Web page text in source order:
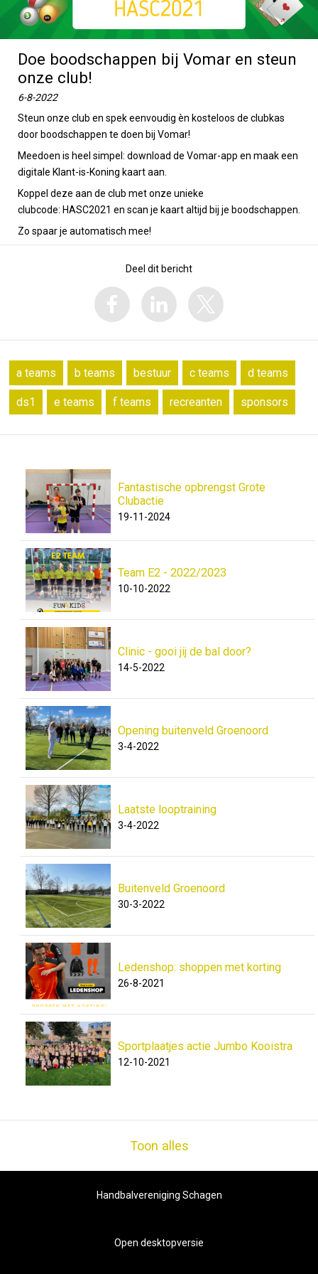
Doe boodschappen bij Vomar en steun
onze club!
6-8-2022
Steun onze club en spek eenvoudig èn kosteloos de clubkas
door boodschappen te doen bij Vomar!
Meedoen is heel simpel: download de Vomar-app en maak een
digitale Klant-is-Koning kaart aan.
Koppel deze aan de club met onze unieke
clubcode: HASC2021 en scan je kaart altijd bij je boodschappen.
Zo spaar je automatisch mee!
Deel dit bericht
a teams b teams bestuur c teams d teams
ds1 e teams f teams recreanten sponsors
Fantastische opbrengst Grote
Clubactie
19-11-2024
Team E2 - 2022/2023
10-10-2022
Clinic - gooi jij de bal door?
14-5-2022
Opening buitenveld Groenoord
3-4-2022
Laatste looptraining
3-4-2022
Buitenveld Groenoord
30-3-2022
Ledenshop: shoppen met korting
26-8-2021
Sportplaatjes actie Jumbo Kooistra
12-10-2021
Toon alles
Handbalvereniging Schagen
Open desktopversie